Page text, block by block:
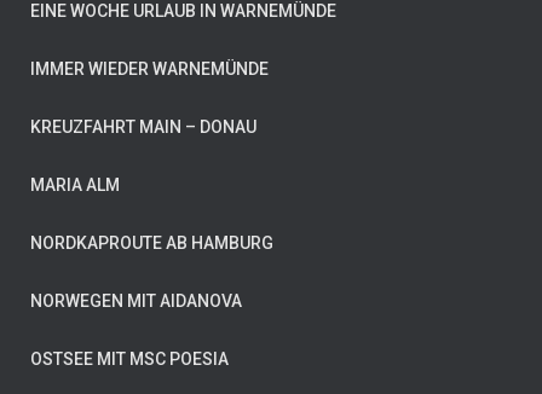
EINE WOCHE URLAUB IN WARNEMÜNDE
IMMER WIEDER WARNEMÜNDE
KREUZFAHRT MAIN – DONAU
MARIA ALM
NORDKAPROUTE AB HAMBURG
NORWEGEN MIT AIDANOVA
OSTSEE MIT MSC POESIA